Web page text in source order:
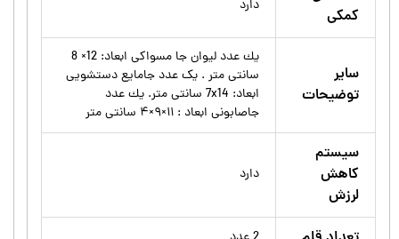
کمکی
دارد
سایر
توضیحات
يك عدد ليوان جا مسواكى ابعاد: 12× 8
سانتى متر . يک عدد جامايع دستشويى
ابعاد: 7x14 سانتى متر. يك عدد
جاصابونى ابعاد : ۱۱×۹×۴ سانتى متر
سیستم
کاهش
لرزش
دارد